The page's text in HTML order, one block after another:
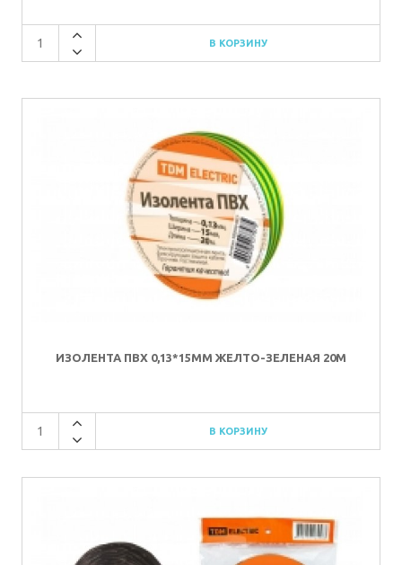
ИЗОЛЕНТА ПВХ 0,13*15ММ ЖЕЛТО-ЗЕЛЕНАЯ 20М